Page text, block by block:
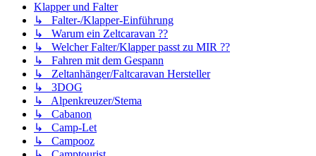
Klapper und Falter
↳ Falter-/Klapper-Einführung
↳ Warum ein Zeltcaravan ??
↳ Welcher Falter/Klapper passt zu MIR ??
↳ Fahren mit dem Gespann
↳ Zeltanhänger/Faltcaravan Hersteller
↳ 3DOG
↳ Alpenkreuzer/Stema
↳ Cabanon
↳ Camp-Let
↳ Campooz